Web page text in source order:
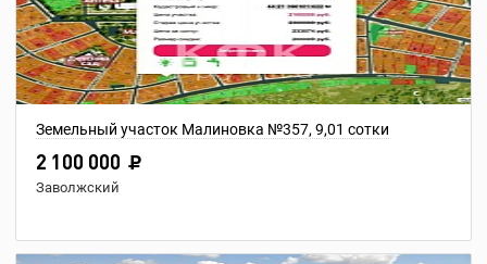
Земельный участок Малиновка №357, 9,01 сотки
2 100 000
Заволжский